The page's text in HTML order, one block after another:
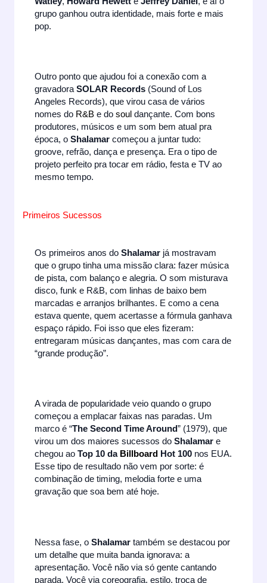
grupo ganhou outra identidade, mais forte e mais
pop.
Outro ponto que ajudou foi a conexão com a
gravadoraSOLAR Records (Sound of Los
Angeles Records), que virou casa de vários
nomes do R&B e dosoul dançante. Com bons
produtores, músicos e um som bem atual pra
época, oShalamar começou a juntar tudo:
groove, refrão, dança e presença. Era o tipo de
projeto perfeito pra tocar em rádio, festa e TV ao
mesmo tempo.
Primeiros Sucessos
Os primeiros anos doShalamar já mostravam
que o grupo tinha uma missão clara: fazer música
de pista, com balanço e alegria. O som misturava
disco, funk e R&B, com linhas de baixo bem
marcadas e arranjos brilhantes. E como a cena
estava quente, quem acertasse a fórmula ganhava
espaço rápido. Foi isso que eles fizeram:
entregaram músicas dançantes, mas com cara de
“grande produção”.
A virada de popularidade veio quando o grupo
começou a emplacar faixas nas paradas. Um
marco é “The Second Time Around” (1979), que
virou um dos maiores sucessos doShalamar e
chegou aoTop 10 da Billboard Hot 100 nos EUA.
Esse tipo de resultado não vem por sorte: é
combinação de timing, melodia forte e uma
gravação que soa bem até hoje.
Nessa fase, oShalamar também se destacou por
um detalhe que muita banda ignorava: a
apresentação. Você não via só gente cantando
parada. Você via coreografia, estilo, troca de